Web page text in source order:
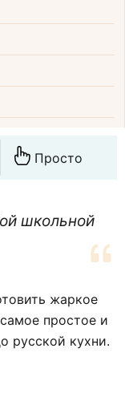
Просто
школьной
жаркое
простое и
русской кухни.